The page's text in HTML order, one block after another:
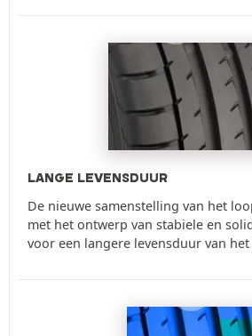
LANGE LEVENSDUUR
De nieuwe samenstelling van het
met het ontwerp van stabiele en
voor een langere levensduur van